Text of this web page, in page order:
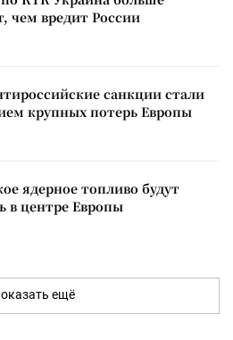
чем вредит России
санкции стали
крупных потерь Европы
ядерное топливо будут
в центре Европы
ещё